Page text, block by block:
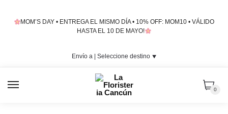
MOM’S DAY • ENTREGA EL MISMO DÍA • 10% OFF: MOM10 • VÁLIDO
HASTA EL 10 DE MAYO!
Envío a | Seleccione destino⯆
0